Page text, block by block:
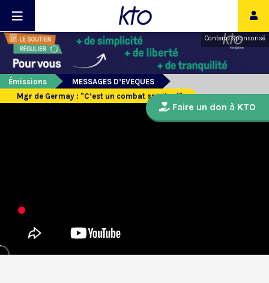
Contenu sponsorisé
Émissions
MESSAGES D’EVEQUES
Mgr de Germay : "C’est un combat spirituel"
Faire un don à KTO